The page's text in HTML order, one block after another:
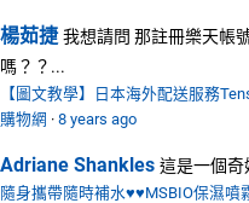
楊茹捷 我想請問 那註冊樂天帳
嗎？？...
【圖文教學】日本海外配送服務
購物網 · 8 years ago
Adriane Shankles 這是一個奇
隨身攜帶隨時補水♥♥MSBIO保濕噴